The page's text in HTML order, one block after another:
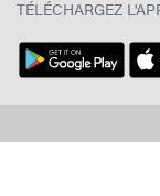
TÉLÉCHARGEZ